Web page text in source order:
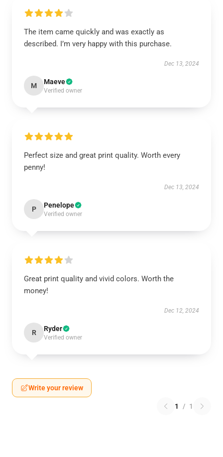
The item came quickly and was exactly as
described. I’m very happy with this purchase.
Dec 13, 2024
M Maeve
Verified owner
Perfect size and great print quality. Worth every
penny!
Dec 13, 2024
P Penelope
Verified owner
Great print quality and vivid colors. Worth the
money!
Dec 12, 2024
R Ryder
Verified owner
Write your review
1 / 1